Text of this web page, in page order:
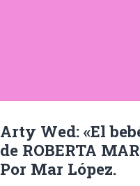
Arty Wed: «El
de ROBERTA
Por Mar López.